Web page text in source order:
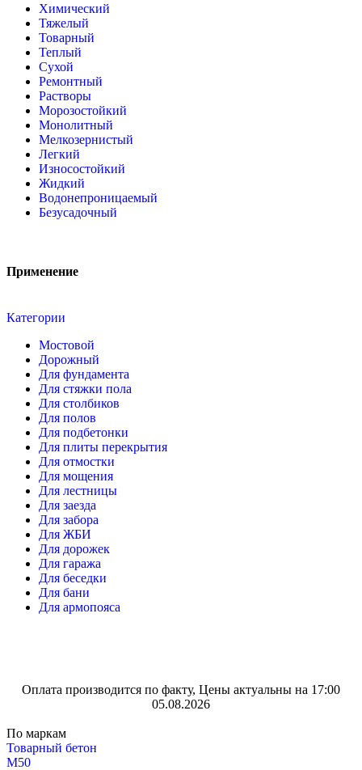
Химический
Тяжелый
Товарный
Теплый
Сухой
Ремонтный
Растворы
Морозостойкий
Монолитный
Мелкозернистый
Легкий
Износостойкий
Жидкий
Водонепроницаемый
Безусадочный
Применение
Категории
Мостовой
Дорожный
Для фундамента
Для стяжки пола
Для столбиков
Для полов
Для подбетонки
Для плиты перекрытия
Для отмостки
Для мощения
Для лестницы
Для заезда
Для забора
Для ЖБИ
Для дорожек
Для гаража
Для беседки
Для бани
Для армопояса
Оплата производится по факту, Цены актуальны на 17:00
05.08.2026
По маркам
Товарный бетон
М50